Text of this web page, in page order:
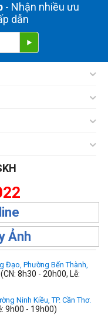
- Nhận nhiều ưu
dẫn
Ảnh
Đạo, Phường Bến Thành,
8h30 - 20h00, Lễ:
Ninh Kiều, TP. Cần Thơ.
9h00 - 19h00)